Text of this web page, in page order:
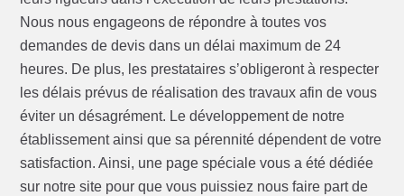
Nous nous engageons de répondre à toutes vos
demandes de devis dans un délai maximum de 24
heures. De plus, les prestataires s’obligeront à respecter
les délais prévus de réalisation des travaux afin de vous
éviter un désagrément. Le développement de notre
établissement ainsi que sa pérennité dépendent de votre
satisfaction. Ainsi, une page spéciale vous a été dédiée
sur notre site pour que vous puissiez nous faire part de